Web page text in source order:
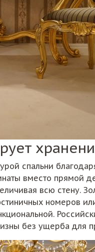
спальни
вместо прямой
всю стену.
номеров
без ущерба для